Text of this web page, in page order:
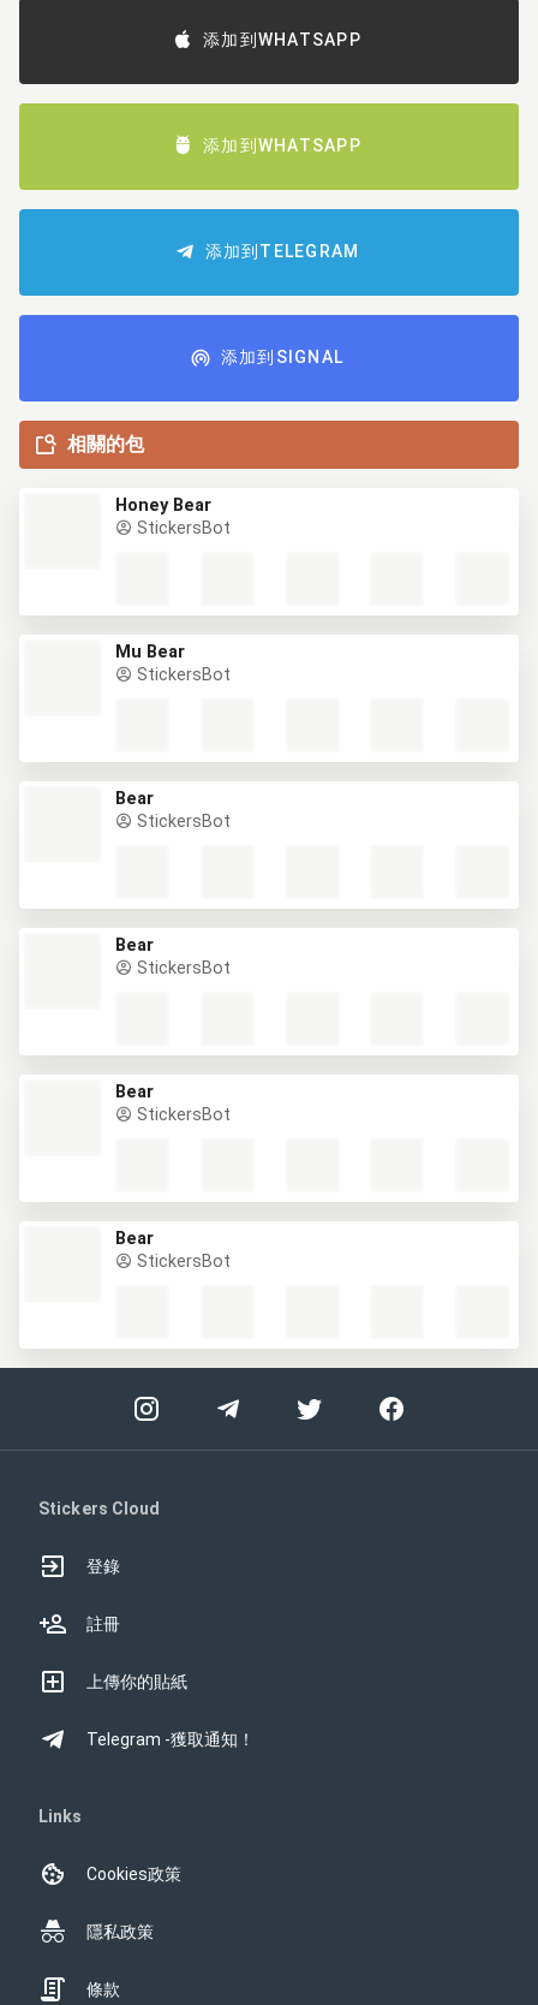
添加到WHATSAPP
添加到WHATSAPP
添加到TELEGRAM
添加到SIGNAL
相關的包
Honey Bear
StickersBot
Mu Bear
StickersBot
Bear
StickersBot
Bear
StickersBot
Bear
StickersBot
Bear
StickersBot
Stickers Cloud
登錄
註冊
上傳你的貼紙
Telegram -獲取通知！
Links
Cookies政策
隱私政策
條款